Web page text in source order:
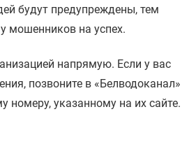
будут предупреждены, тем
мошенников на успех.
напрямую. Если у вас
позвоните в «Белводоканал»
номеру, указанному на их сайте.